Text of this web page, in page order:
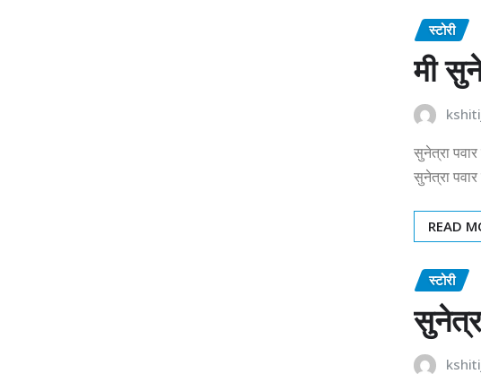
स्टोरी
मी
सुनेत्रा
सुनेत्रा
READ
स्टोरी